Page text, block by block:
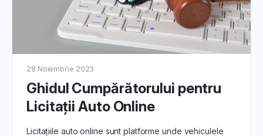
28 Noiembrie 2023
Ghidul Cumpărătorului pentru
Licitații Auto Online
Licitațiile auto online sunt platforme unde vehiculele